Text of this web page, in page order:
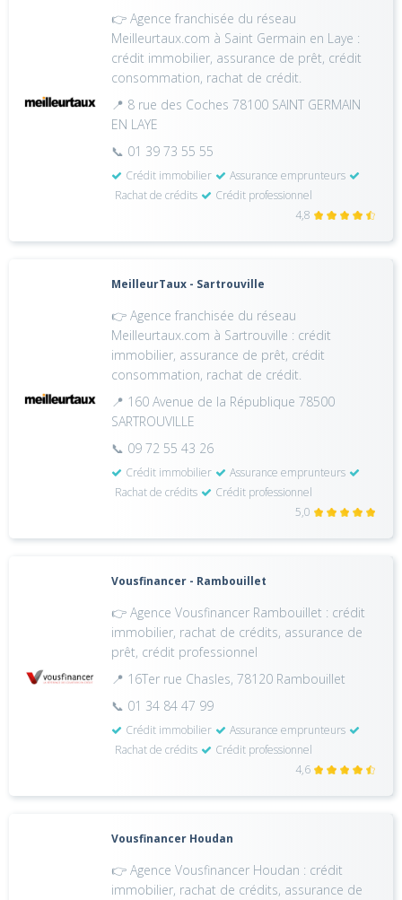
👉 Agence franchisée du réseau
Meilleurtaux.com à Saint Germain en Laye :
crédit immobilier, assurance de prêt, crédit
consommation, rachat de crédit.
📍 8 rue des Coches 78100 SAINT GERMAIN
EN LAYE
📞 01 39 73 55 55
Crédit immobilier
Assurance emprunteurs
Rachat de crédits
Crédit professionnel
4,8
MeilleurTaux - Sartrouville
👉 Agence franchisée du réseau
Meilleurtaux.com à Sartrouville : crédit
immobilier, assurance de prêt, crédit
consommation, rachat de crédit.
📍 160 Avenue de la République 78500
SARTROUVILLE
📞 09 72 55 43 26
Crédit immobilier
Assurance emprunteurs
Rachat de crédits
Crédit professionnel
5,0
Vousfinancer - Rambouillet
👉 Agence Vousfinancer Rambouillet : crédit
immobilier, rachat de crédits, assurance de
prêt, crédit professionnel
📍 16Ter rue Chasles, 78120 Rambouillet
📞 01 34 84 47 99
Crédit immobilier
Assurance emprunteurs
Rachat de crédits
Crédit professionnel
4,6
Vousfinancer Houdan
👉 Agence Vousfinancer Houdan : crédit
immobilier, rachat de crédits, assurance de